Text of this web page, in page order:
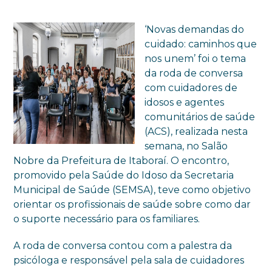
‘Novas demandas do
cuidado: caminhos que
nos unem’ foi o tema
da roda de conversa
com cuidadores de
idosos e agentes
comunitários de saúde
(ACS), realizada nesta
semana, no Salão
Nobre da Prefeitura de Itaboraí. O encontro,
promovido pela Saúde do Idoso da Secretaria
Municipal de Saúde (SEMSA), teve como objetivo
orientar os profissionais de saúde sobre como dar
o suporte necessário para os familiares.
A roda de conversa contou com a palestra da
psicóloga e responsável pela sala de cuidadores